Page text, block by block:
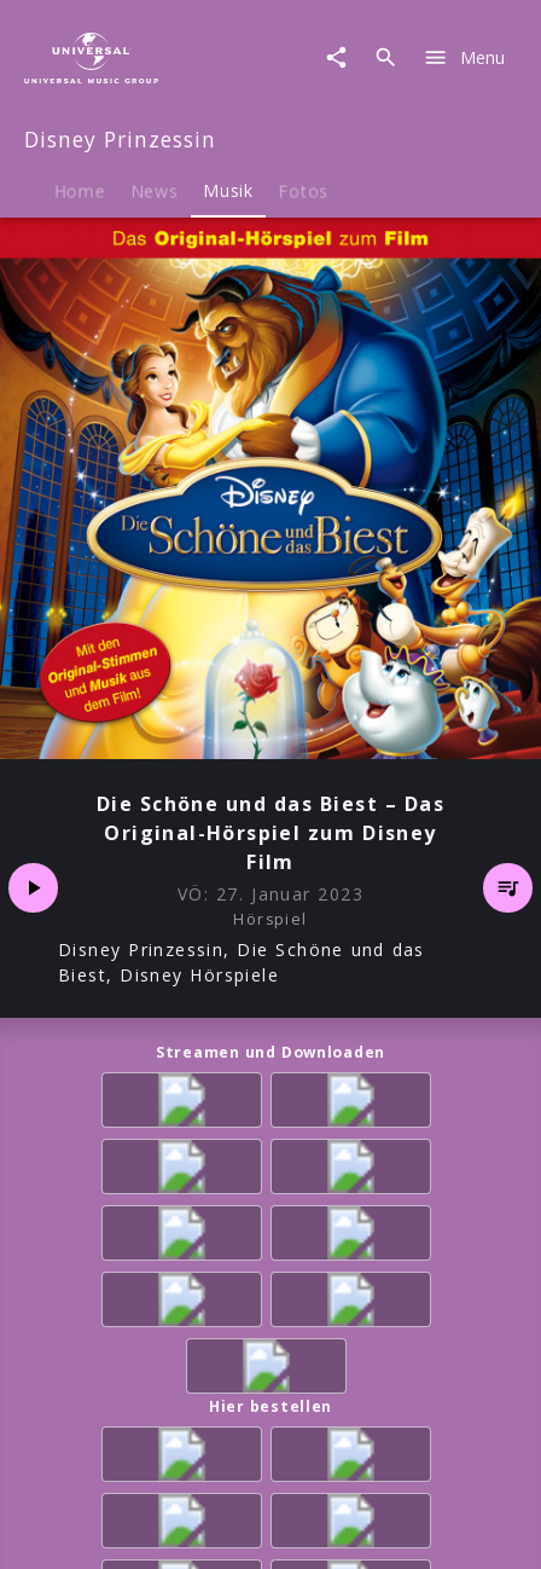
Prinzessin
Musik
Die
das
-
Das
Original-
Hörspiel
zum
Disney
Film
Menu
Disney Prinzessin
Home News Musik Fotos
Die Schöne und das Biest – Das
Original-Hörspiel zum Disney
Film
VÖ: 27. Januar 2023
Hörspiel
Disney Prinzessin, Die Schöne und das
Biest, Disney Hörspiele
Streamen und Downloaden
Hier bestellen